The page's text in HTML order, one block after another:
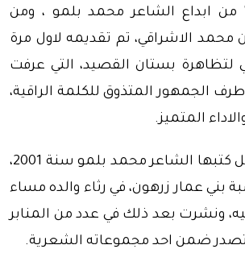
من ابداع الشاعر محمد بلمو ، ومن
محمد الاشراقي، تم تقديمه لاول مرة
لتظاهرة بستان القصيد، التي عرفت
الجمهور المتذوق للكلمة الراقية،
المتميز.
القصيدة في الاصل كتبها الشاعر محمد بلمو سنة 2001،
بني عمار زرهون، في رثاء والده مساء
ونشرت بعد ذلك في عدد من المنابر
تصدر ضمن احد مجموعاته الشعرية.